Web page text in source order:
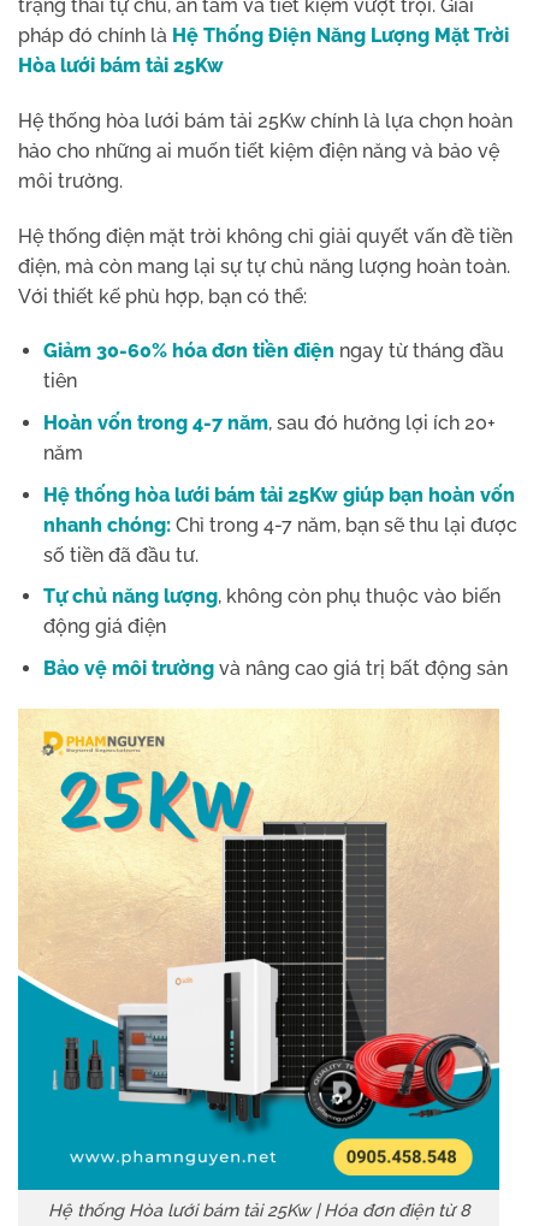
trạng thái tự chủ, an tâm và tiết kiệm vượt trội. Giải
pháp đó chính là Hệ Thống Điện Năng Lượng Mặt Trời
Hòa lưới bám tải 25Kw
Hệ thống hòa lưới bám tải 25Kw chính là lựa chọn hoàn
hảo cho những ai muốn tiết kiệm điện năng và bảo vệ
môi trường.
Hệ thống điện mặt trời không chỉ giải quyết vấn đề tiền
điện, mà còn mang lại sự tự chủ năng lượng hoàn toàn.
Với thiết kế phù hợp, bạn có thể:
Giảm 30-60% hóa đơn tiền điện ngay từ tháng đầu
tiên
Hoàn vốn trong 4-7 năm, sau đó hưởng lợi ích 20+
năm
Hệ thống hòa lưới bám tải 25Kw giúp bạn hoàn vốn
nhanh chóng:Chỉ trong 4-7 năm, bạn sẽ thu lại được
số tiền đã đầu tư.
Tự chủ năng lượng, không còn phụ thuộc vào biến
động giá điện
Bảo vệ môi trườngvà nâng cao giá trị bất động sản
Hệ thống Hòa lưới bám tải 25Kw | Hóa đơn điện từ 8